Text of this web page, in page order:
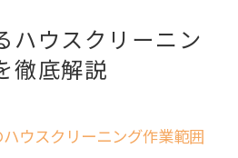
ハウスクリーニン
徹底解説
ウスクリーニング作業範囲